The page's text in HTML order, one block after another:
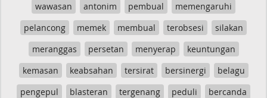
wawasan
antonim pembual
memengaruhi
pelancong
memek membual terobsesi
silakan
meranggas
persetan menyerap
keuntungan
kemasan
keabsahan tersirat bersinergi
belagu
pengepul
blasteran tergenang peduli
bercanda